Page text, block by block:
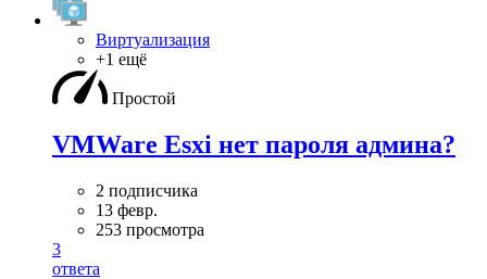
Виртуализация
+1 ещё
Простой
VMWare Esxi нет пароля админа?
2 подписчика
13 февр.
253 просмотра
3
ответа